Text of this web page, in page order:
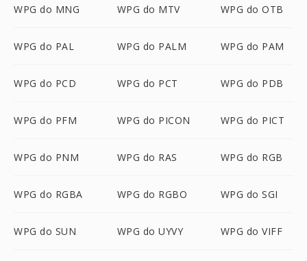
WPG do MNG WPG do MTV WPG do OTB
WPG do PAL WPG do PALM WPG do PAM
WPG do PCD WPG do PCT WPG do PDB
WPG do PFM WPG do PICON WPG do PICT
WPG do PNM WPG do RAS WPG do RGB
WPG do RGBA WPG do RGBO WPG do SGI
WPG do SUN WPG do UYVY WPG do VIFF